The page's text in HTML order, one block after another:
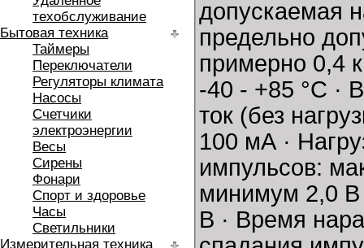
техобслуживание
Бытовая техника
Таймеры
Переключатели
Регуляторы климата
Насосы
Счетчики
электроэнергии
Весы
Сирены
Фонари
Спорт и здоровье
Часы
Светильники
Измерительная техника
допускаемая
предельно
примерно 0,4
-40 - +85 °C ·
ток (без
100 мА ·
импульсов:
минимум 2,0 В
В · Время